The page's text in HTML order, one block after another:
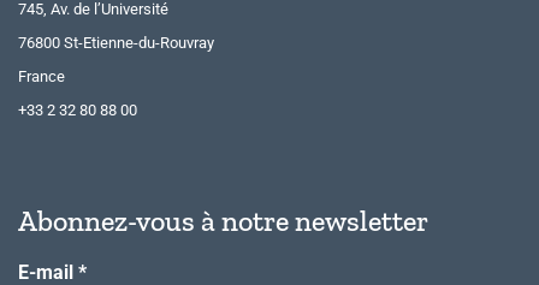
745, Av. de l’Université
76800 St-Etienne-du-Rouvray
France
+33 2 32 80 88 00
Abonnez-vous à notre newsletter
E-mail *